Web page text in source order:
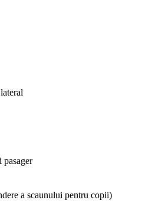
pasager
a scaunului pentru copii)